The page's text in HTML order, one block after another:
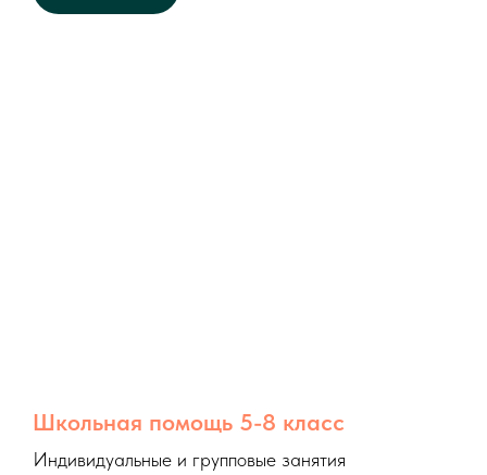
Школьная помощь 5-8 класс
Индивидуальные и групповые занятия